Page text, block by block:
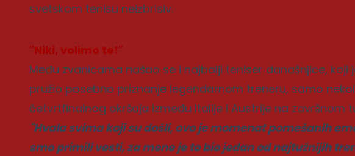
svetskom tenisu neizbrisiv.
"Niki, volimo te!"
Među zvanicama našao se i najbolji teniser današnjice, koji
pružio posebno priznanje legendarnom treneru, samo
četvrtfinalnog okršaja između Italije i Austrije na završnom
"Hvala svima koji su došli, ovo je momenat pomešanih
smo primili vesti, za mene je to bio jedan od najtužnijih